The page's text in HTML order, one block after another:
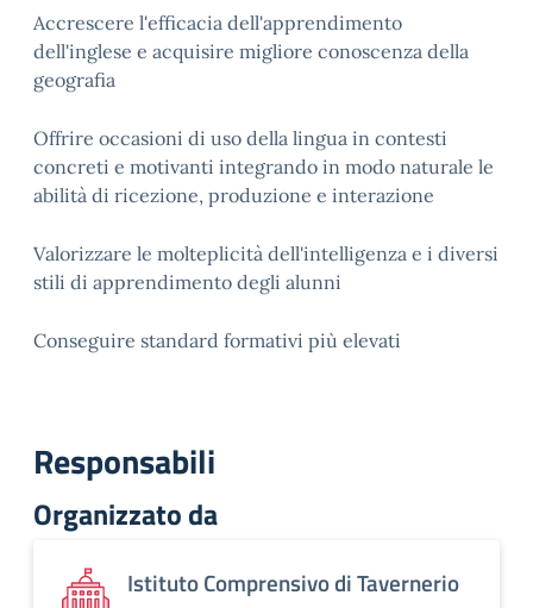
Accrescere l'efficacia dell'apprendimento
dell'inglese e acquisire migliore conoscenza della
geografia
Offrire occasioni di uso della lingua in contesti
concreti e motivanti integrando in modo naturale le
abilità di ricezione, produzione e interazione
Valorizzare le molteplicità dell'intelligenza e i diversi
stili di apprendimento degli alunni
Conseguire standard formativi più elevati
Responsabili
Organizzato da
Istituto Comprensivo di Tavernerio